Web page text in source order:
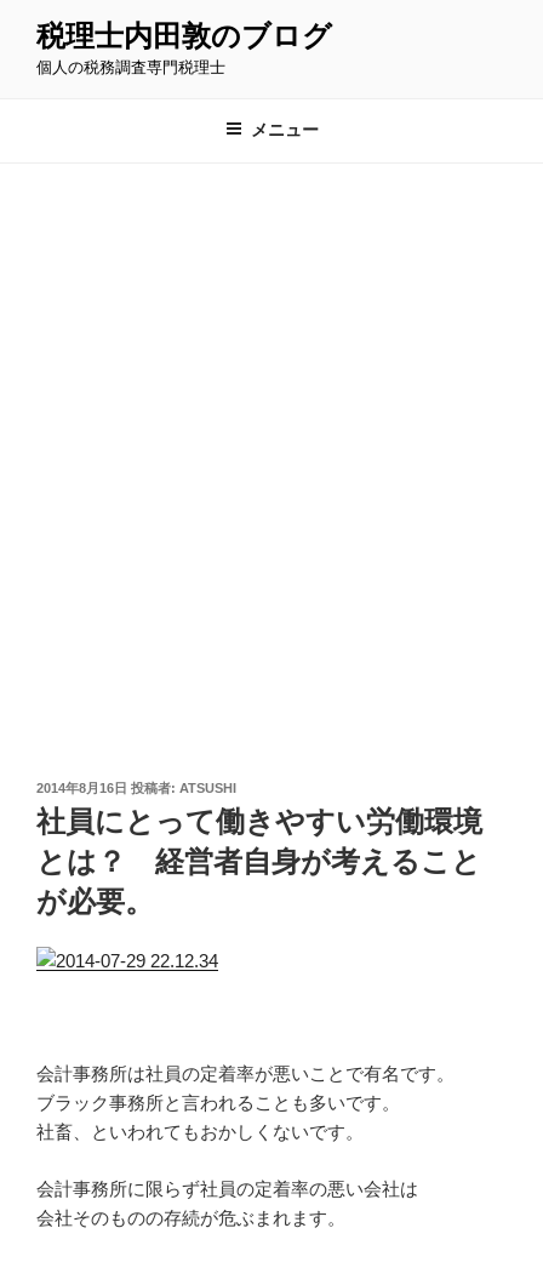
税理士内田敦のブログ
個人の税務調査専門税理士
メニュー
投
稿
日:
2014年8月16日 投稿者: ATSUSHI
社員にとって働きやすい労働環境
とは？ 経営者自身が考えること
が必要。
会計事務所は社員の定着率が悪いことで有名です。
ブラック事務所と言われることも多いです。
社畜、といわれてもおかしくないです。
会計事務所に限らず社員の定着率の悪い会社は
会社そのものの存続が危ぶまれます。